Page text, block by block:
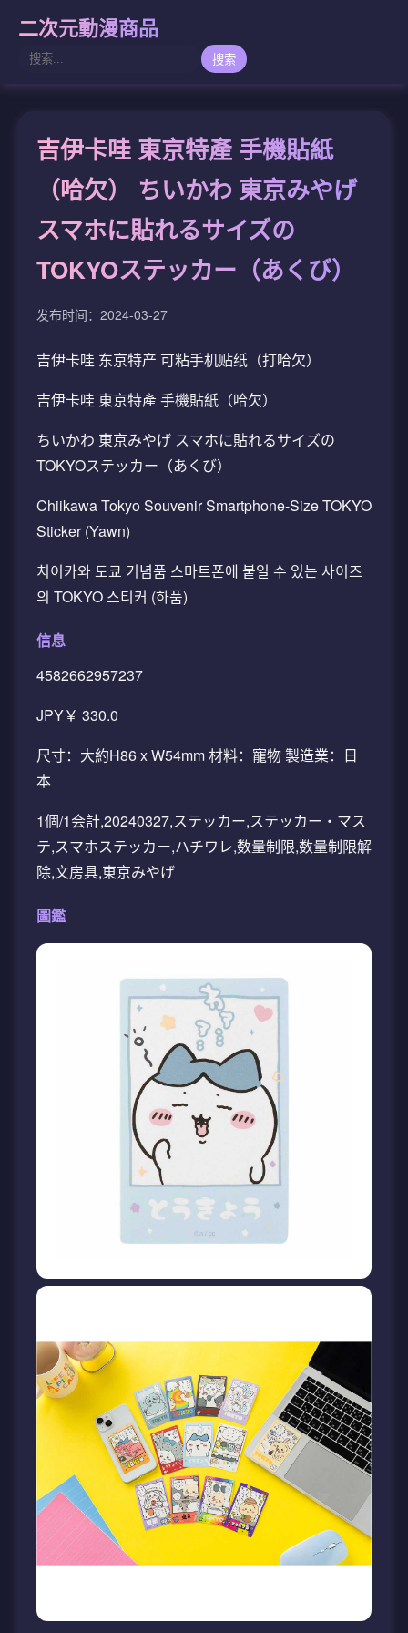
二次元動漫商品
搜索
吉伊卡哇 東京特產 手機貼紙
（哈欠） ちいかわ 東京みやげ
スマホに貼れるサイズの
TOKYOステッカー（あくび）
发布时间：2024-03-27
吉伊卡哇 东京特产 可粘手机贴纸（打哈欠）
吉伊卡哇 東京特產 手機貼紙（哈欠）
ちいかわ 東京みやげ スマホに貼れるサイズの
TOKYOステッカー（あくび）
Chiikawa Tokyo Souvenir Smartphone-Size TOKYO
Sticker (Yawn)
치이카와 도쿄 기념품 스마트폰에 붙일 수 있는 사이즈
의 TOKYO 스티커 (하품)
信息
4582662957237
JPY￥ 330.0
尺寸：大約H86 x W54mm 材料：寵物 製造業：日
本
1個/1会計,20240327,ステッカー,ステッカー・マス
テ,スマホステッカー,ハチワレ,数量制限,数量制限解
除,文房具,東京みやげ
圖鑑